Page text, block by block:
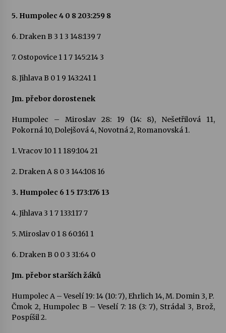
5. Humpolec 4 0 8 203:259 8
6. Draken B 3 1 3 148:139 7
7. Ostopovice 1 1 7 145:214 3
8. Jihlava B 0 1 9 143:241 1
Jm. přebor dorostenek
Humpolec – Miroslav 28: 19 (14: 8), Nešetřilová 11,
Pokorná 10, Dolejšová 4, Novotná 2, Romanovská 1.
1. Vracov 10 1 1 189:104 21
2. Draken A 8 0 3 144:108 16
3. Humpolec 6 1 5 173:176 13
4. Jihlava 3 1 7 133:117 7
5. Miroslav 0 1 8 60:161 1
6. Draken B 0 0 3 31:64 0
Jm. přebor starších žáků
Humpolec A – Veselí 19: 14 (10: 7), Ehrlich 14, M. Domin 3, P.
Čmok 2, Humpolec B – Veselí 7: 18 (3: 7), Strádal 3, Brož,
Pospíšil 2.